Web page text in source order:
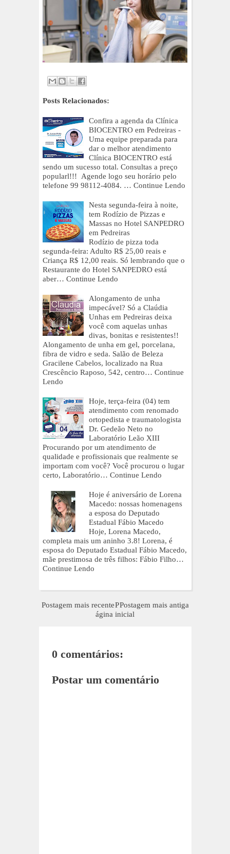
Posts Relacionados:
Confira a agenda da Clínica
BIOCENTRO em Pedreiras -
Uma equipe preparada para
dar o melhor atendimento
Clínica BIOCENTRO está
sendo um sucesso total. Consultas a preço
popularl!!! Agende logo seu horário pelo
telefone 99 98112-4084. … Continue Lendo
Nesta segunda-feira à noite,
tem Rodízio de Pizzas e
Massas no Hotel SANPEDRO
em Pedreiras
Rodízio de pizza toda
segunda-feira: Adulto R$ 25,00 reais e
Criança R$ 12,00 reais. Só lembrando que o
Restaurante do Hotel SANPEDRO está
aber… Continue Lendo
Alongamento de unha
impecável? Só a Claúdia
Unhas em Pedreiras deixa
você com aquelas unhas
divas, bonitas e resistentes!!
Alongamento de unha em gel, porcelana,
fibra de vidro e seda. Salão de Beleza
Gracilene Cabelos, localizado na Rua
Crescêncio Raposo, 542, centro… Continue
Lendo
Hoje, terça-feira (04) tem
atendimento com renomado
ortopedista e traumatologista
Dr. Gedeão Neto no
Laboratório Leão XIII
Procurando por um atendimento de
qualidade e profissionais que realmente se
importam com você? Você procurou o lugar
certo, Laboratório… Continue Lendo
Hoje é aniversário de Lorena
Macedo: nossas homenagens
a esposa do Deputado
Estadual Fábio Macedo
Hoje, Lorena Macedo,
completa mais um aninho 3.8! Lorena, é
esposa do Deputado Estadual Fábio Macedo,
mãe prestimosa de três filhos: Fábio Filho…
Continue Lendo
Postagem mais recente Postagem mais antiga
P
ágina inicial
0 comentários:
Postar um comentário